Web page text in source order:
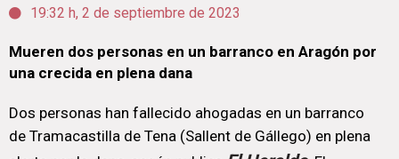
19:32 h, 2 de septiembre de 2023
Mueren dos personas en un barranco en Aragón por
una crecida en plena dana
Dos personas han fallecido ahogadas en un barranco
de Tramacastilla de Tena (Sallent de Gállego) en plena